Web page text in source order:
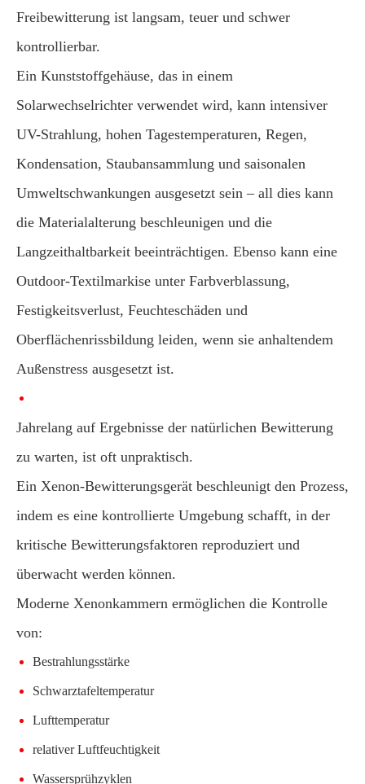
Freibewitterung ist langsam, teuer und schwer
kontrollierbar.
Ein Kunststoffgehäuse, das in einem
Solarwechselrichter verwendet wird, kann intensiver
UV-Strahlung, hohen Tagestemperaturen, Regen,
Kondensation, Staubansammlung und saisonalen
Umweltschwankungen ausgesetzt sein – all dies kann
die Materialalterung beschleunigen und die
Langzeithaltbarkeit beeinträchtigen. Ebenso kann eine
Outdoor-Textilmarkise unter Farbverblassung,
Festigkeitsverlust, Feuchteschäden und
Oberflächenrissbildung leiden, wenn sie anhaltendem
Außenstress ausgesetzt ist.
Jahrelang auf Ergebnisse der natürlichen Bewitterung
zu warten, ist oft unpraktisch.
Ein Xenon-Bewitterungsgerät beschleunigt den Prozess,
indem es eine kontrollierte Umgebung schafft, in der
kritische Bewitterungsfaktoren reproduziert und
überwacht werden können.
Moderne Xenonkammern ermöglichen die Kontrolle
von:
Bestrahlungsstärke
Schwarztafeltemperatur
Lufttemperatur
relativer Luftfeuchtigkeit
Wassersprühzyklen